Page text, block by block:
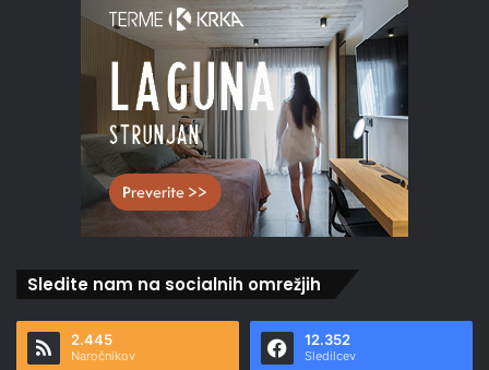
Sledite nam na socialnih omrežjih
2.445
Naročnikov
12.352
Sledilcev